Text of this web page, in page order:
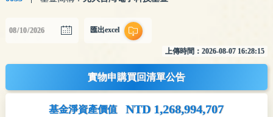
匯出excel
上傳時間：2026-08-07 16:28:15
實物申購買回清單公告
基金淨資產價值 NTD 1,268,994,707